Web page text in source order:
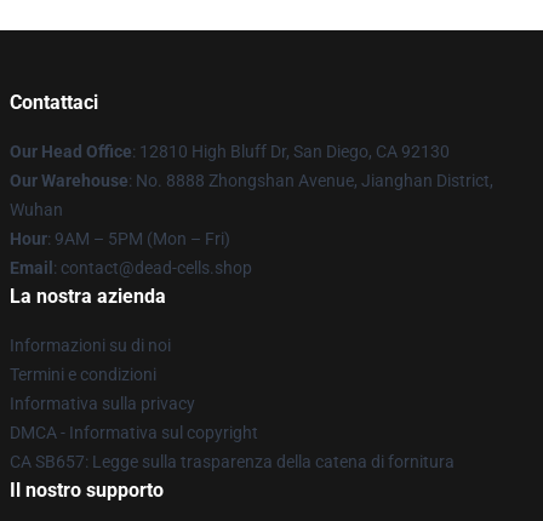
Contattaci
Our Head Office: 12810 High Bluff Dr, San Diego, CA 92130
Our Warehouse: No. 8888 Zhongshan Avenue, Jianghan District,
Wuhan
Hour: 9AM – 5PM (Mon – Fri)
Email : contact@dead-cells.shop
La nostra azienda
Informazioni su di noi
Termini e condizioni
Informativa sulla privacy
DMCA - Informativa sul copyright
CA SB657: Legge sulla trasparenza della catena di fornitura
Il nostro supporto